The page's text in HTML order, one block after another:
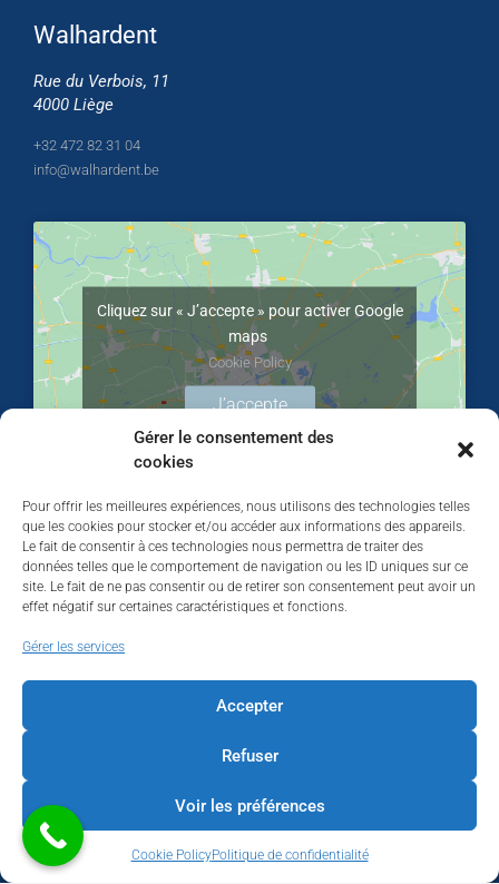
Gérer le consentement des
cookies
Pour offrir les meilleures expériences, nous utilisons des technologies telles
que les cookies pour stocker et/ou accéder aux informations des appareils.
Le fait de consentir à ces technologies nous permettra de traiter des
données telles que le comportement de navigation ou les ID uniques sur ce
site. Le fait de ne pas consentir ou de retirer son consentement peut avoir un
effet négatif sur certaines caractéristiques et fonctions.
Gérer les services
Accepter
Refuser
Voir les préférences
Cookie PolicyPolitique de confidentialité
Walhardent
Rue du Verbois, 11
4000 Liège
+32 472 82 31 04
info@walhardent.be
Cliquez sur « J’accepte » pour activer Google
maps
Cookie Policy
J’accepte
LES BÂTISSEURS DE LIÈGE
Par le Walhardent